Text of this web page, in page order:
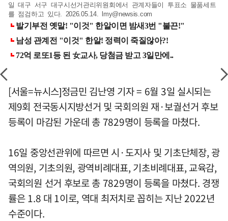
일 대구 서구 대구시선거관리위원회에서 관계자들이 투표소 물품세트
를 점검하고 있다. 2026.05.14.
lmy@newsis.com
[서울=뉴시스]정금민 김난영 기자 = 6월 3일 실시되는
제9회 전국동시지방선거 및 국회의원 재·보궐선거 후보
등록이 마감된 가운데 총 7829명이 등록을 마쳤다.
16일 중앙선관위에 따르면 시·도지사 및 기초단체장, 광
역의원, 기초의원, 광역비례대표, 기초비례대표, 교육감,
국회의원 선거 후보로 총 7829명이 등록을 마쳤다. 경쟁
률은 1.8 대 1이로, 역대 최저치로 꼽히는 지난 2022년
수준이다.